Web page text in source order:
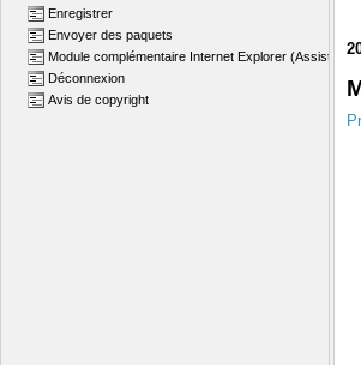
Enregistrer
Envoyer des paquets
Module complémentaire Internet Explorer (Assistant
Déconnexion
Avis de copyright